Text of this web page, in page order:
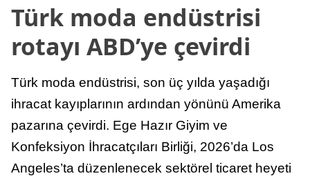
Türk moda endüstrisi
rotayı ABD’ye çevirdi
Türk moda endüstrisi, son üç yılda yaşadığı
ihracat kayıplarının ardından yönünü Amerika
pazarına çevirdi. Ege Hazır Giyim ve
Konfeksiyon İhracatçıları Birliği, 2026’da Los
Angeles’ta düzenlenecek sektörel ticaret heyeti